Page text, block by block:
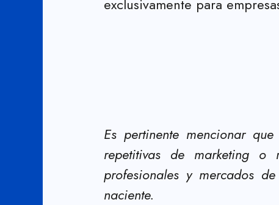
exclusivamente para
Es pertinente mencionar
repetitivas de marketing o
profesionales y mercados
naciente.